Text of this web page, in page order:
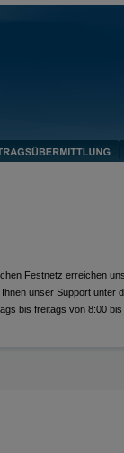
Festnetz erreichen
unser Support unter
bis freitags von 8:00 bis